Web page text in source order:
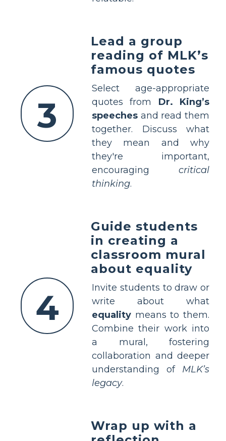
3
Lead a group
reading of MLK’s
famous quotes
Select age-appropriate
quotes from Dr. King’s
speeches and read them
together. Discuss what
they mean and why
they're important,
encouraging critical
thinking.
4
Guide students
in creating a
classroom mural
about equality
Invite students to draw or
write about what
equality means to them.
Combine their work into
a mural, fostering
collaboration and deeper
understanding of MLK’s
legacy.
Wrap up with a